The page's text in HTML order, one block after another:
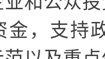
金，支持